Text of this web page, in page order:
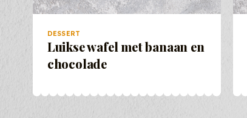
DESSERT
Luikse wafel met banaan en
chocolade